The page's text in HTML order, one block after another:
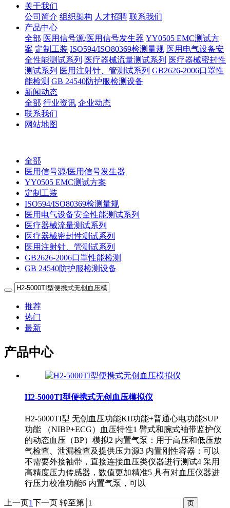
关于我们
公司简介 组织架构 人才招聘 联系我们
产品中心
全部 医用信号源/医用信号发生器 YY0505 EMC测试方
案 定制工装 ISO594/ISO80369检测量规 医用电气设备安
全性能测试系列 医疗器械流量测试系列 医疗器械密封性
测试系列 医用注射针、管测试系列 GB2626-2006口罩性
能检测 GB 24540防护服检测设备
新闻动态
全部 行业资讯 企业动态
联系我们
网站地图
全部
医用信号源/医用信号发生器
YY0505 EMC测试方案
定制工装
ISO594/ISO80369检测量规
医用电气设备安全性能测试系列
医疗器械流量测试系列
医疗器械密封性测试系列
医用注射针、管测试系列
GB2626-2006口罩性能检测
GB 24540防护服检测设备
推荐
热门
最新
产品中心
H2-5000TI型便携式无创血压模拟仪
H2-5000TI型 无创血压功能KII功能+普通心电功能SUP
功能 （NIBP+ECG）血压特性1 臂式和腕式袖带监护仪
的动态血压（BP）模拟2 内置气泵：用于高压和低压放
气检查、泄漏检查及提供压力源3 内置刚性容器：可以
不需要外接袖带，直接连接血压类仪器进行测试4 采用
高精度压力传感器，数值更加精准5 具有对血压仪器进
行压力校准功能6 内置气泵，可以
上一页1下一页 转至第